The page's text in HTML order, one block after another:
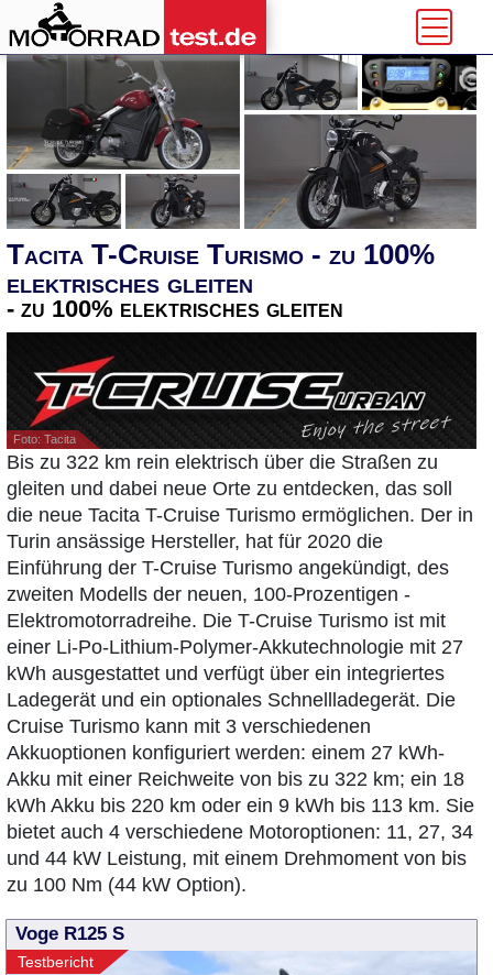
Tacita T-Cruise Turismo - zu 100%
elektrisches gleiten
- zu 100% elektrisches gleiten
Foto: Tacita
Bis zu 322 km rein elektrisch über die Straßen zu
gleiten und dabei neue Orte zu entdecken, das soll
die neue Tacita T-Cruise Turismo ermöglichen. Der in
Turin ansässige Hersteller, hat für 2020 die
Einführung der T-Cruise Turismo angekündigt, des
zweiten Modells der neuen, 100-Prozentigen -
Elektromotorradreihe. Die T-Cruise Turismo ist mit
einer Li-Po-Lithium-Polymer-Akkutechnologie mit 27
kWh ausgestattet und verfügt über ein integriertes
Ladegerät und ein optionales Schnellladegerät. Die
Cruise Turismo kann mit 3 verschiedenen
Akkuoptionen konfiguriert werden: einem 27 kWh-
Akku mit einer Reichweite von bis zu 322 km; ein 18
kWh Akku bis 220 km oder ein 9 kWh bis 113 km. Sie
bietet auch 4 verschiedene Motoroptionen: 11, 27, 34
und 44 kW Leistung, mit einem Drehmoment von bis
zu 100 Nm (44 kW Option).
Voge R125 S
Testbericht